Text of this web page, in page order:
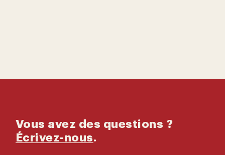
Vous avez des questions ?
Écrivez-nous.